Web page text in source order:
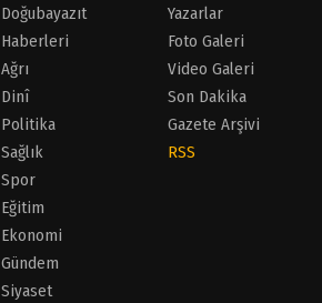
Doğubayazıt
Haberleri
Ağrı
Dinî
Politika
Sağlık
Spor
Eğitim
Ekonomi
Gündem
Siyaset
Yazarlar
Foto Galeri
Video Galeri
Son Dakika
Gazete Arşivi
RSS